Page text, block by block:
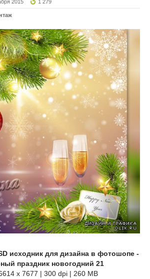
2015 1 279
исходник для дизайна в фотошопе -
праздник новогодний 21
x 7677 | 300 dpi | 260 MB